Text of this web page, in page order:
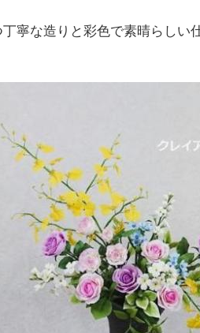
寧な造りと彩色で素晴らしい